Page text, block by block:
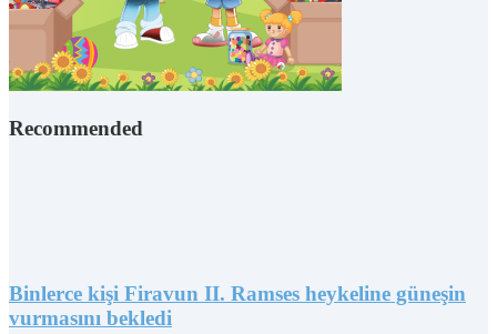
Recommended
Binlerce kişi Firavun II. Ramses heykeline güneşin
vurmasını bekledi